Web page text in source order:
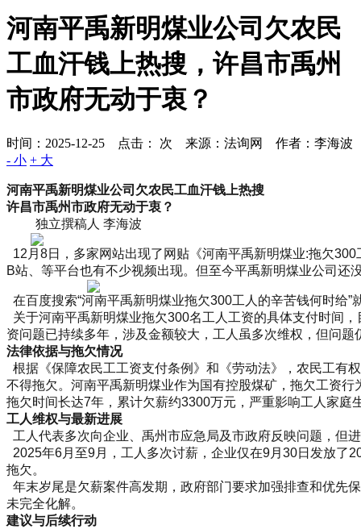
河南平禹新明煤业公司欠农民
工血汗钱上热搜，许昌市禹州
市政府无动于衷？
时间：2025-12-25 点击： 次 来源：法询网 作者：李海波
- 小 + 大
河南平禹新明煤业公司欠农民工血汗钱上热搜
许昌市禹州市政府无动于衷？
独立撰稿人 李海波
12月8日，多家网站出现了网贴《河南平禹新明煤业:拖欠
B站、等平台也有不少视频出现。但至今平禹新明煤业公司还
在百度搜索“河南平禹新明煤业拖欠300工人的辛苦钱何时给”
关于河南平禹新明煤业拖欠300名工人工资的具体支付时间
资问题已持续多年，涉及金额较大，工人虽多次维权，但问题
法律依据与拖欠情况
根据《保障农民工工资支付条例》和《劳动法》，农民工有
不得拖欠。河南平禹新明煤业作为国有控股煤矿，拖欠工资
拖欠时间长达7年，累计欠薪约3300万元，严重影响工人家庭
工人维权与最新进展
工人代表多次向企业、禹州市应急局及市政府反映问题，但
2025年6月至9月，工人多次讨薪，企业仅在9月30日发放了
拖欠。
年末岁尾是欠薪案件高发期，政府部门要求加强排查和优先
未完全化解。
建议与后续行动